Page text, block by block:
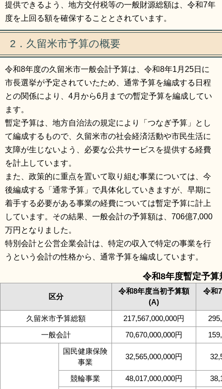
提供できるよう、地方交付税等の一般財源総額は、令和7年
度を上回る額を確保することとされています。
2．久留米市予算の概要
令和8年度の久留米市一般会計予算は、令和8年1月25日に
市長選挙が予定されていたため、通常予算を編成する日程
との関係により、4月から6月までの暫定予算を編成してい
ます。
暫定予算は、地方自治法の規定により「つなぎ予算」とし
て編成するもので、久留米市の社会経済活動や市民生活に
支障が生じないよう、必要な公共サービスを提供する経費
を計上しています。
また、政策的に重点を置いて取り組む事業については、今
後編成する「通常予算」で具体化していきますが、早期に
着手する必要がある事業の経費については暫定予算に計上
しています。その結果、一般会計の予算額は、706億7,000
万円となりました。
特別会計と公営企業会計は、特定の収入で特定の事業を行
うという会計の性格から、通常予算を編成しています。
令和8年度暫定予算
区分
令和8年度当初予算額
(A)
令和
久留米市予算総額 217,567,000,000円
一般会計
70,670,000,000円
国民健康保険
事業
32,565,000,000円
競輪事業 48,017,000,000円